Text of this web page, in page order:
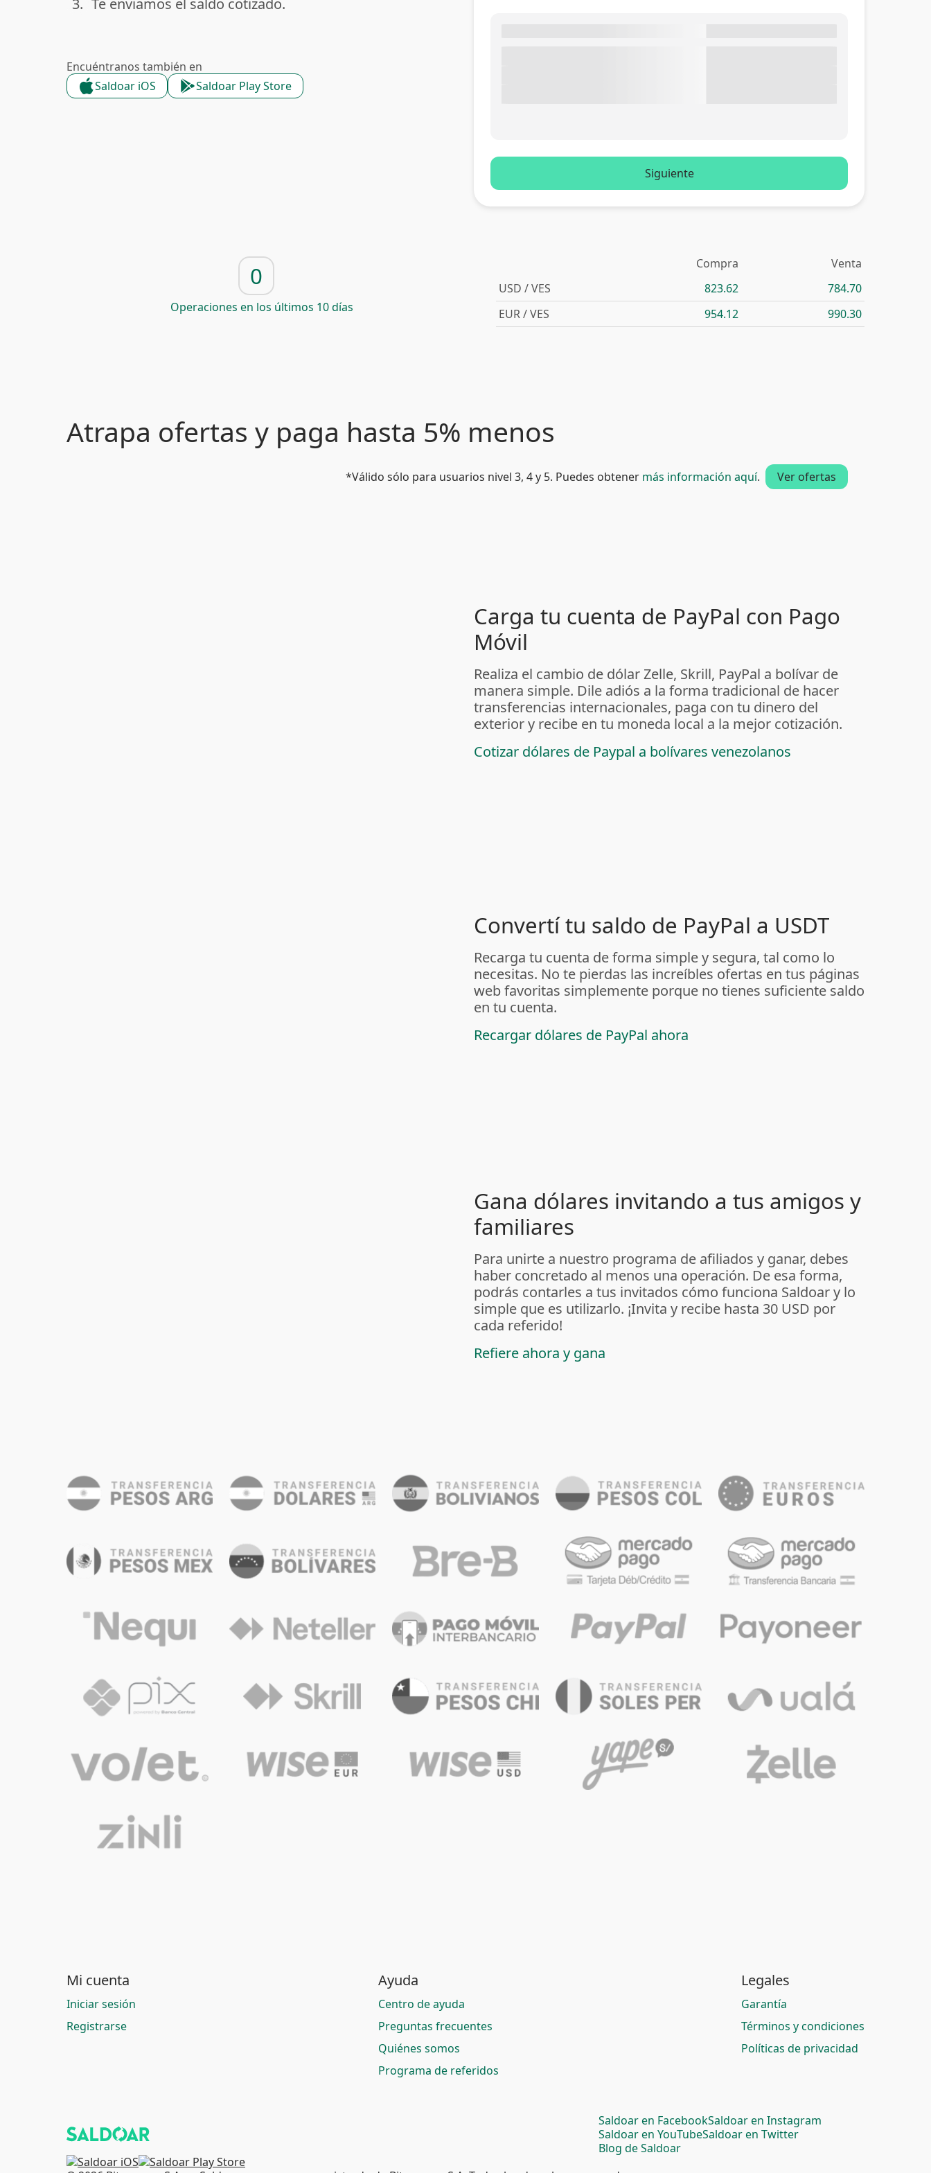
done
3. Te enviamos el saldo cotizado.
Encuéntranos también en
Saldoar iOS
Saldoar Play Store
Siguiente
0
Operaciones en los últimos 10 días
Compra
Venta
USD / VES
823.62
784.70
EUR / VES
954.12 990.30
Atrapa ofertas y paga hasta 5% menos
*Válido sólo para usuarios nivel 3, 4 y 5. Puedes obtener más información aquí. Ver ofertas
Carga tu cuenta de PayPal con Pago
Móvil
Realiza el cambio de dólar Zelle, Skrill, PayPal a bolívar de
manera simple. Dile adiós a la forma tradicional de hacer
transferencias internacionales, paga con tu dinero del
exterior y recibe en tu moneda local a la mejor cotización.
Cotizar dólares de Paypal a bolívares venezolanos
Convertí tu saldo de PayPal a USDT
Recarga tu cuenta de forma simple y segura, tal como lo
necesitas. No te pierdas las increíbles ofertas en tus páginas
web favoritas simplemente porque no tienes suficiente saldo
en tu cuenta.
Recargar dólares de PayPal ahora
Gana dólares invitando a tus amigos y
familiares
Para unirte a nuestro programa de afiliados y ganar, debes
haber concretado al menos una operación. De esa forma,
podrás contarles a tus invitados cómo funciona Saldoar y lo
simple que es utilizarlo. ¡Invita y recibe hasta 30 USD por
cada referido!
Refiere ahora y gana
Mi cuenta
Iniciar sesión
Registrarse
Ayuda
Centro de ayuda
Preguntas frecuentes
Quiénes somos
Programa de referidos
Legales
Garantía
Términos y condiciones
Políticas de privacidad
Saldoar en FacebookSaldoar en Instagram
Saldoar en YouTubeSaldoar en Twitter
Blog de Saldoar